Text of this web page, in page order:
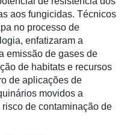
aos fungicidas. Técnicos
no processo de
enfatizaram a
emissão de gases de
de habitats e recursos
de aplicações de
movidos a
de contaminação de